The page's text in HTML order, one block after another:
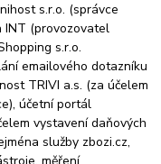
s.r.o. (správce
INT (provozovatel
s.r.o.
emailového dotazníku
TRIVI a.s. (za účelem
účetní portál
vystavení daňových
služby zbozi.cz,